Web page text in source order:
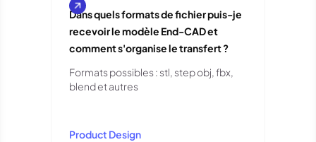
Dans quels formats de fichier puis-je
recevoir le modèle End-CAD et
comment s'organise le transfert ?
Formats possibles : stl, step obj, fbx,
blend et autres
Product Design